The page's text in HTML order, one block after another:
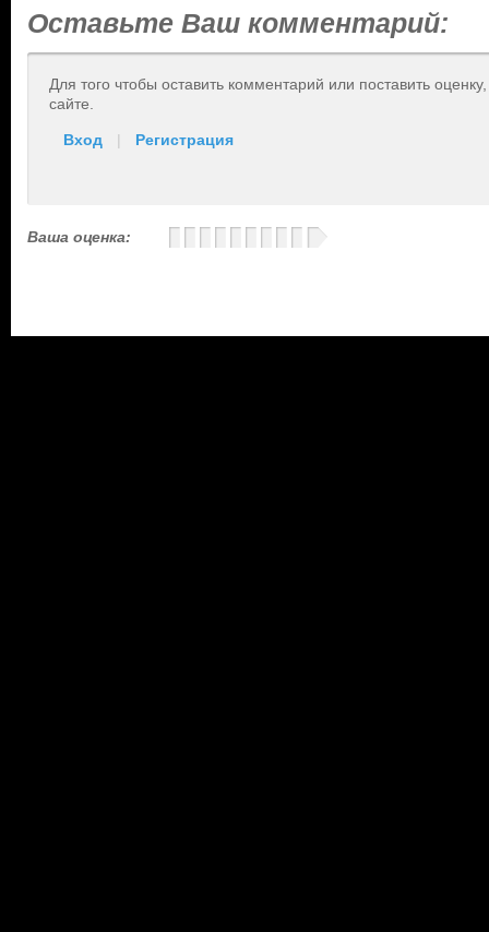
Оставьте Ваш комментарий:
Для того чтобы оставить комментарий или поставить
сайте.
Вход | Регистрация
Ваша оценка: